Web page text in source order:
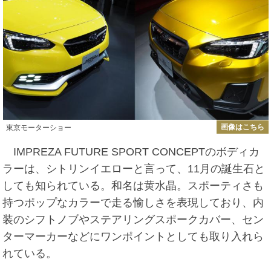
東京モーターショー 画像はこちら
IMPREZA FUTURE SPORT CONCEPTのボディカ
ラーは、シトリンイエローと言って、11月の誕生石と
しても知られている。和名は黄水晶。スポーティさも
持つポップなカラーで走る愉しさを表現しており、内
装のシフトノブやステアリングスポークカバー、セン
ターマーカーなどにワンポイントとしても取り入れら
れている。